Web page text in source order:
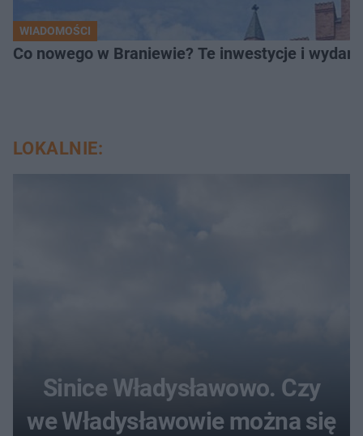
WIADOMOŚCI
Co nowego w Braniewie? Te inwestycje i
LOKALNIE:
Sinice Władysławowo. Czy
we Władysławowie można się